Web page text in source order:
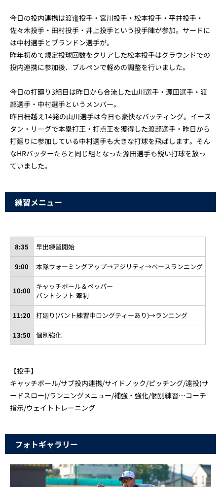
今日の投内連携は渡邉投手・宮川投手・松本投手・平井投手・
佐々木投手・田村投手・井上投手という投手陣が参加。サードに
は中村選手とブランドン選手が。
昨年初めて規定投球回数をクリアした松本投手はグラウンドでの
投内連携に参加後、ブルペンで軽めの調整を行いました。
今日の打廻り3組目は昨日から合流した山川選手・源田選手・渡
部選手・中村選手というメンバー。
昨日柵越え14発の山川選手は今日も豪快なバッティング。イース
タン・リーグで本塁打王・打点王を獲得した渡部選手・昨日から
打廻りに参加している中村選手も大きな打球を飛ばします。そん
なHRバッターたちと同じ組となった源田選手も鋭い打球を放っ
ていました。
練習メニュー
8:35 早出練習開始
9:00 本隊ウォーミングアップ→アジリティ→ベースランニング
10:00
キャッチボール＆ペッパー
バントシフト 牽制
11:20 打廻り(バント練習中ロングティーあり)→ランニング
13:50 個別強化
【投手】
キャッチボール/サブ投内連携/サイドノック/ピッチング/遠投(サ
ードスロー)/ランニングメニュー/補強・強化/個別練習…コーチ
指示/ウェイトトレーニング
フォトギャラリー